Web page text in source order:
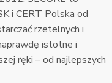
i CERT Polska od
rzetelnych i
istotne i
ręki – od najlepszych